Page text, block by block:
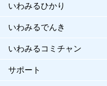
いわみるひかり
いわみるでんき
いわみるコミチャン
サポート